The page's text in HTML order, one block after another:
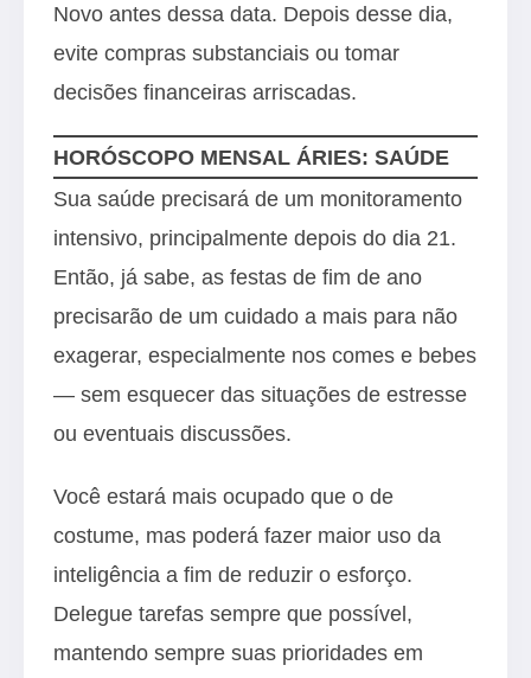
Novo antes dessa data. Depois desse dia,
evite compras substanciais ou tomar
decisões financeiras arriscadas.
HORÓSCOPO MENSAL ÁRIES: SAÚDE
Sua saúde precisará de um monitoramento
intensivo, principalmente depois do dia 21.
Então, já sabe, as festas de fim de ano
precisarão de um cuidado a mais para não
exagerar, especialmente nos comes e bebes
— sem esquecer das situações de estresse
ou eventuais discussões.
Você estará mais ocupado que o de
costume, mas poderá fazer maior uso da
inteligência a fim de reduzir o esforço.
Delegue tarefas sempre que possível,
mantendo sempre suas prioridades em